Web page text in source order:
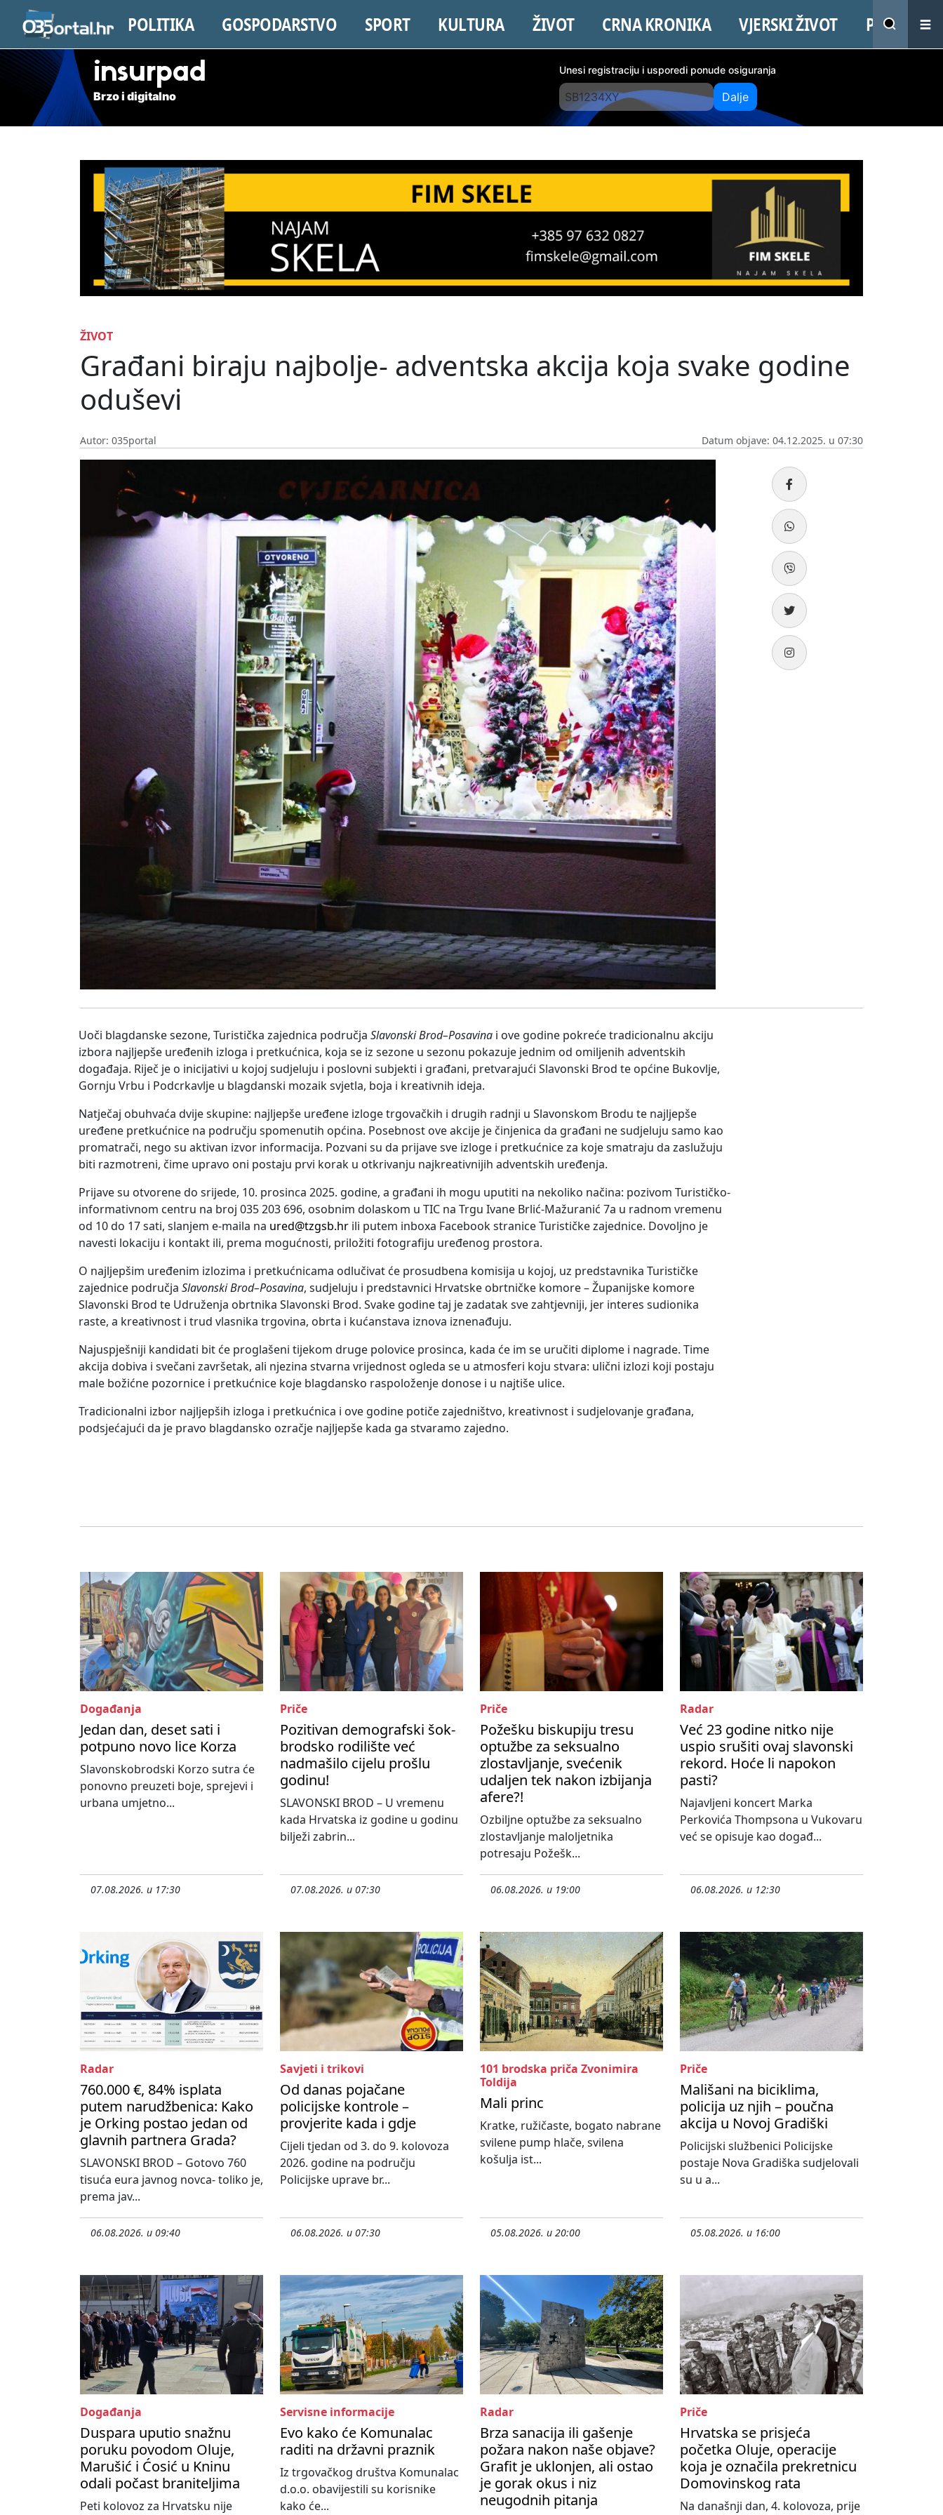
POLITIKA GOSPODARSTVO SPORT KULTURA ŽIVOT CRNA KRONIKA VJERSKI ŽIVOT PROMO
insurpad
Brzo i digitalno
Unesi registraciju i usporedi ponude osiguranja
Dalje
ŽIVOT
Građani biraju najbolje- adventska akcija koja svake godine
oduševi
Autor: 035portal Datum objave: 04.12.2025. u 07:30
Uoči blagdanske sezone, Turistička zajednica područja Slavonski Brod–Posavina i ove godine pokreće tradicionalnu akciju
izbora najljepše uređenih izloga i pretkućnica, koja se iz sezone u sezonu pokazuje jednim od omiljenih adventskih
događaja. Riječ je o inicijativi u kojoj sudjeluju i poslovni subjekti i građani, pretvarajući Slavonski Brod te općine Bukovlje,
Gornju Vrbu i Podcrkavlje u blagdanski mozaik svjetla, boja i kreativnih ideja.
Natječaj obuhvaća dvije skupine: najljepše uređene izloge trgovačkih i drugih radnji u Slavonskom Brodu te najljepše
uređene pretkućnice na području spomenutih općina. Posebnost ove akcije je činjenica da građani ne sudjeluju samo kao
promatrači, nego su aktivan izvor informacija. Pozvani su da prijave sve izloge i pretkućnice za koje smatraju da zaslužuju
biti razmotreni, čime upravo oni postaju prvi korak u otkrivanju najkreativnijih adventskih uređenja.
Prijave su otvorene do srijede, 10. prosinca 2025. godine, a građani ih mogu uputiti na nekoliko načina: pozivom Turističko-
informativnom centru na broj 035 203 696, osobnim dolaskom u TIC na Trgu Ivane Brlić-Mažuranić 7a u radnom vremenu
od 10 do 17 sati, slanjem e-maila na ured@tzgsb.hr ili putem inboxa Facebook stranice Turističke zajednice. Dovoljno je
navesti lokaciju i kontakt ili, prema mogućnosti, priložiti fotografiju uređenog prostora.
O najljepšim uređenim izlozima i pretkućnicama odlučivat će prosudbena komisija u kojoj, uz predstavnika Turističke
zajednice područja Slavonski Brod–Posavina, sudjeluju i predstavnici Hrvatske obrtničke komore – Županijske komore
Slavonski Brod te Udruženja obrtnika Slavonski Brod. Svake godine taj je zadatak sve zahtjevniji, jer interes sudionika
raste, a kreativnost i trud vlasnika trgovina, obrta i kućanstava iznova iznenađuju.
Najuspješniji kandidati bit će proglašeni tijekom druge polovice prosinca, kada će im se uručiti diplome i nagrade. Time
akcija dobiva i svečani završetak, ali njezina stvarna vrijednost ogleda se u atmosferi koju stvara: ulični izlozi koji postaju
male božićne pozornice i pretkućnice koje blagdansko raspoloženje donose i u najtiše ulice.
Tradicionalni izbor najljepših izloga i pretkućnica i ove godine potiče zajedništvo, kreativnost i sudjelovanje građana,
podsjećajući da je pravo blagdansko ozračje najljepše kada ga stvaramo zajedno.
Događanja
Jedan dan, deset sati i
potpuno novo lice Korza
Slavonskobrodski Korzo sutra će
ponovno preuzeti boje, sprejevi i
urbana umjetno...
07.08.2026. u 17:30
Priče
Pozitivan demografski šok-
brodsko rodilište već
nadmašilo cijelu prošlu
godinu!
SLAVONSKI BROD – U vremenu
kada Hrvatska iz godine u godinu
bilježi zabrin...
07.08.2026. u 07:30
Priče
Požešku biskupiju tresu
optužbe za seksualno
zlostavljanje, svećenik
udaljen tek nakon izbijanja
afere?!
Ozbiljne optužbe za seksualno
zlostavljanje maloljetnika
potresaju Požešk...
06.08.2026. u 19:00
Radar
Već 23 godine nitko nije
uspio srušiti ovaj slavonski
rekord. Hoće li napokon
pasti?
Najavljeni koncert Marka
Perkovića Thompsona u Vukovaru
već se opisuje kao događ...
06.08.2026. u 12:30
Radar
760.000 €, 84% isplata
putem narudžbenica: Kako
je Orking postao jedan od
glavnih partnera Grada?
SLAVONSKI BROD – Gotovo 760
tisuća eura javnog novca- toliko je,
prema jav...
06.08.2026. u 09:40
Savjeti i trikovi
Od danas pojačane
policijske kontrole –
provjerite kada i gdje
Cijeli tjedan od 3. do 9. kolovoza
2026. godine na području
Policijske uprave br...
06.08.2026. u 07:30
101 brodska priča Zvonimira
Toldija
Mali princ
Kratke, ružičaste, bogato nabrane
svilene pump hlače, svilena
košulja ist...
05.08.2026. u 20:00
Priče
Mališani na biciklima,
policija uz njih – poučna
akcija u Novoj Gradiški
Policijski službenici Policijske
postaje Nova Gradiška sudjelovali
su u a...
05.08.2026. u 16:00
Događanja
Duspara uputio snažnu
poruku povodom Oluje,
Marušić i Ćosić u Kninu
odali počast braniteljima
Peti kolovoz za Hrvatsku nije
Servisne informacije
Evo kako će Komunalac
raditi na državni praznik
Iz trgovačkog društva Komunalac
d.o.o. obavijestili su korisnike
kako će...
Radar
Brza sanacija ili gašenje
požara nakon naše objave?
Grafit je uklonjen, ali ostao
je gorak okus i niz
neugodnih pitanja
Priče
Hrvatska se prisjeća
početka Oluje, operacije
koja je označila prekretnicu
Domovinskog rata
Na današnji dan, 4. kolovoza, prije